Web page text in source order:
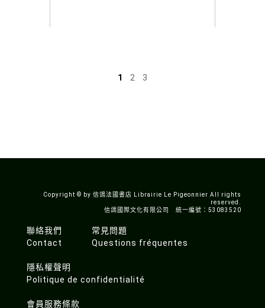
1 2 3
Copyright © by 信鴿法國書店 Librairie Le Pigeonnier All rights
reserved.
信鴿國際文化有限公司 統一編號：53083520
聯絡我們
Contact
常見問題
Questions fréquentes
隱私權聲明
Politique de confidentialité
會員服務條款